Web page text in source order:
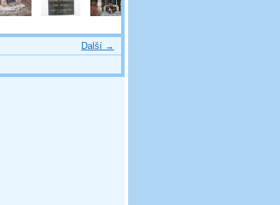
Další →